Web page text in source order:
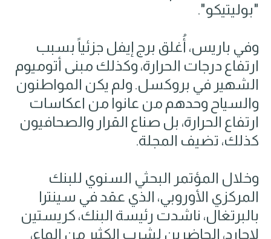
"بوليتيكو".
وفي باريس، أُغلق برج إيفل جزئياً بسبب
ارتفاع درجات الحرارة، وكذلك مبنى أتوميوم
الشهير في بروكسل. ولم يكن المواطنون
والسياح وحدهم من عانوا من اعكاسات
ارتفاع الحرارة، بل صناع القرار والصحافيون
كذلك، تضيف المجلة.
وخلال المؤتمر البحثي السنوي للبنك
المركزي الأوروبي، الذي عقد في سينترا
بالبرتغال، ناشدت رئيسة البنك، كريستين
لاجارد، الحاضرين لشرب الكثير من الماء،